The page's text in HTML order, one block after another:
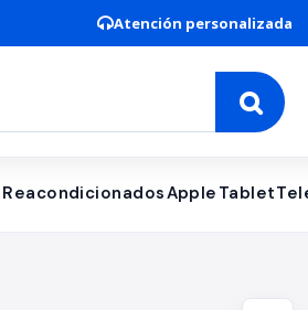
Atención personalizada
ReacondicionadosApple Tablet